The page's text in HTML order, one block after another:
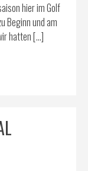
hier im Golf
Beginn und am
hatten […]